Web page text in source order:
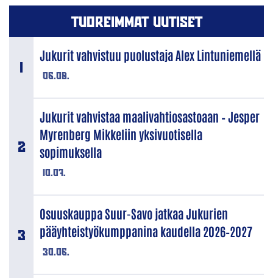
TUOREIMMAT UUTISET
06.08.
Jukurit vahvistuu puolustaja Alex Lintuniemellä
10.07.
Jukurit vahvistaa maalivahtiosastoaan – Jesper
Myrenberg Mikkeliin yksivuotisella
sopimuksella
30.06.
Osuuskauppa Suur-Savo jatkaa Jukurien
pääyhteistyökumppanina kaudella 2026–2027